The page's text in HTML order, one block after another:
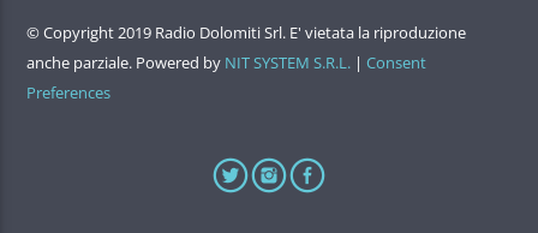
© Copyright 2019 Radio Dolomiti Srl. E' vietata la riproduzione
anche parziale. Powered by NIT SYSTEM S.R.L. | Consent
Preferences